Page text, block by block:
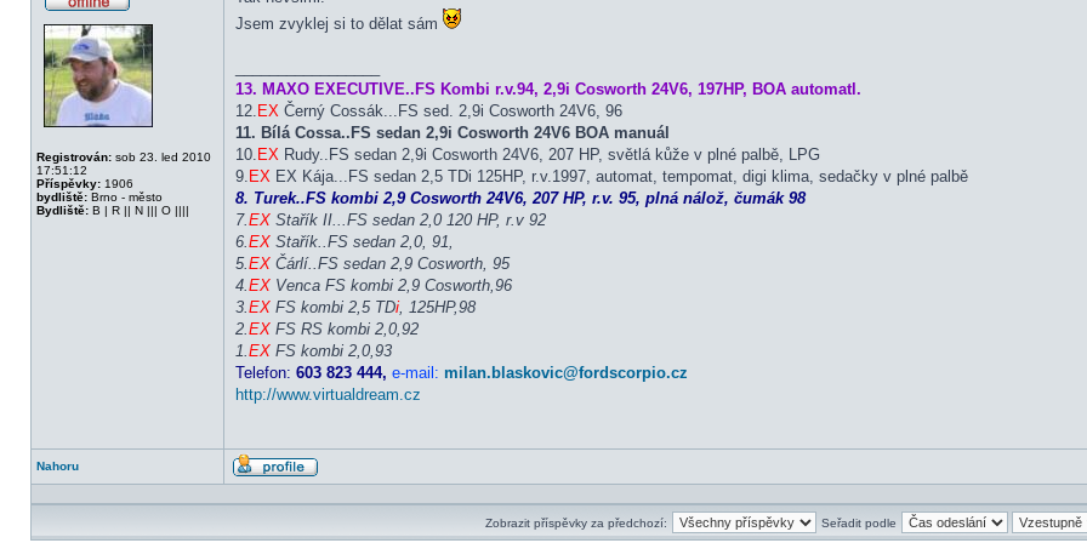
Registrován: sob 23. led 2010
17:51:12
Příspěvky: 1906
bydliště: Brno - město
Bydliště: B | R || N ||| O ||||
Jsem zvyklej si to dělat sám
13. MAXO EXECUTIVE..FS Kombi r.v.94, 2,9i Cosworth 24V6, 197HP, BOA automatl.
12. EX Černý Cossák...FS sed. 2,9i Cosworth 24V6, 96
11. Bílá Cossa..FS sedan 2,9i Cosworth 24V6 BOA manuál
10. EX Rudy..FS sedan 2,9i Cosworth 24V6, 207 HP, světlá kůže v plné palbě, LPG
9. EX EX Kája...FS sedan 2,5 TDi 125HP, r.v.1997, automat, tempomat, digi klima, sedačky v plné palbě
8. Turek..FS kombi 2,9 Cosworth 24V6, 207 HP, r.v. 95, plná nálož, čumák 98
7.EX Stařík II...FS sedan 2,0 120 HP, r.v 92
6.EX Stařík..FS sedan 2,0, 91,
5.EX Čárlí..FS sedan 2,9 Cosworth, 95
4.EX Venca FS kombi 2,9 Cosworth,96
3.EX FS kombi 2,5 TDi, 125HP,98
2.EX FS RS kombi 2,0,92
1.EX FS kombi 2,0,93
Telefon: 603 823 444, e-mail: milan.blaskovic@fordscorpio.cz
http://www.virtualdream.cz
Nahoru
Profil
Zobrazit příspěvky za předchozí:
Seřadit podle